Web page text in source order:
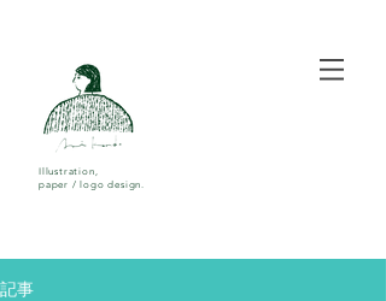
Illustration,
paper / logo design.
記事